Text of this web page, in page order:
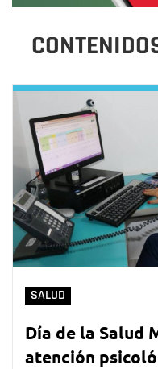
SALUD
Día de la Salud
atención